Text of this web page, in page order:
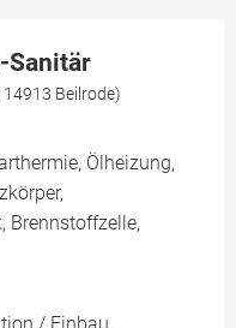
Sanitär
Beilrode)
Ölheizung,
Brennstoffzelle,